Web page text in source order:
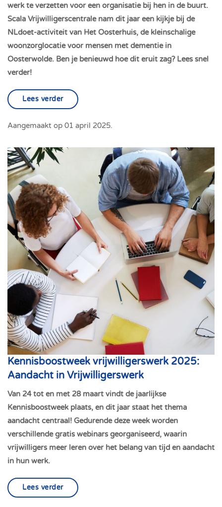
werk te verzetten voor een organisatie bij hen in de buurt.
Scala Vrijwilligerscentrale nam dit jaar een kijkje bij de
NLdoet-activiteit van Het Oosterhuis, de kleinschalige
woonzorglocatie voor mensen met dementie in
Oosterwolde. Ben je benieuwd hoe dit eruit zag? Lees snel
verder!
Lees verder
Aangemaakt op 01 april 2025.
Kennisboostweek vrijwilligerswerk 2025:
Aandacht in Vrijwilligerswerk
Van 24 tot en met 28 maart vindt de jaarlijkse
Kennisboostweek plaats, en dit jaar staat het thema
aandacht centraal! Gedurende deze week worden
verschillende gratis webinars georganiseerd, waarin
vrijwilligers meer leren over het belang van tijd en aandacht
in hun werk.
Lees verder